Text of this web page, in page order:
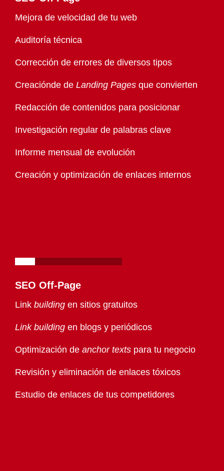
Mejora de velocidad de tu web
Auditoría técnica
Corrección de errores de diversos tipos
Creaciónde de Landing Pages que convierten
Redacción de contenidos para posicionar
Investigación regular de palabras clave
Informe mensual de evolución
Creación y optimización de enlaces internos
SEO Off-Page
Link building en sitios gratuitos
Link building en blogs y periódicos
Optimización de anchor texts para tu negocio
Revisión y eliminación de enlaces tóxicos
Estudio de enlaces de tus competidores